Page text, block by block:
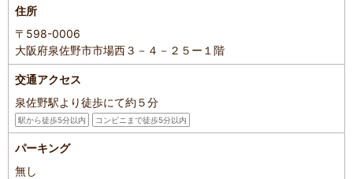
住所
〒598-0006
大阪府泉佐野市市場西３－４－２５ー１階
交通アクセス
泉佐野駅より徒歩にて約５分
駅から徒歩5分以内 コンビニまで徒歩5分以内
パーキング
無し